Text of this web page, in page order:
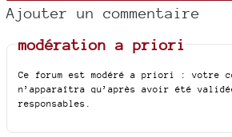
Ajouter un commentaire
modération a priori
Ce forum est modéré a priori : votre
n’apparaîtra qu’après avoir été
responsables.